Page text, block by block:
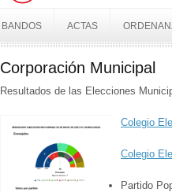
BANDOS ACTAS
Corporación Municipal
Resultados de las Elecciones
Colegio
Colegio
Partido